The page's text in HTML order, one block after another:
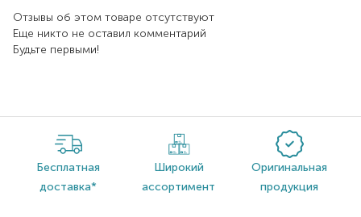
Отзывы об этом товаре отсутствуют
Еще никто не оставил комментарий
Будьте первыми!
Бесплатная
доставка*
Широкий
ассортимент
Оригинальная
продукция